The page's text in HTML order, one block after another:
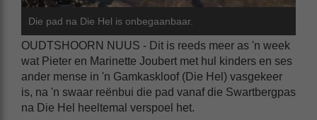
Die pad na Die Hel is onbegaanbaar.
OUDTSHOORN NUUS - Dit is reeds meer as 'n week
wat Pieter en Marinette Joubert met hul kinders en ses
ander mense in 'n Gamkaskloof (Die Hel) vasgekeer
is, na 'n swaar reënbui die pad vanaf die Swartbergpas
na Die Hel heeltemal verspoel het.